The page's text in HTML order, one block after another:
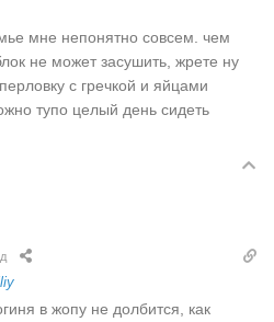
мне непонятно совсем. чем
не может засушить, жрете ну
с гречкой и яйцами
тупо целый день сидеть
в жопу не долбится, как